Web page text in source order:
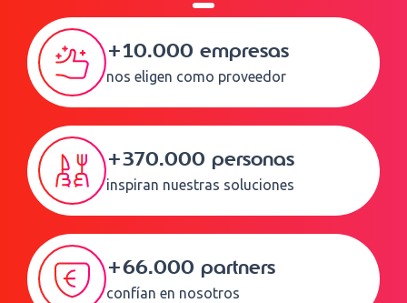
+10.000 empresas
nos eligen como proveedor
+370.000 personas
inspiran nuestras soluciones
+66.000 partners
confían en nosotros